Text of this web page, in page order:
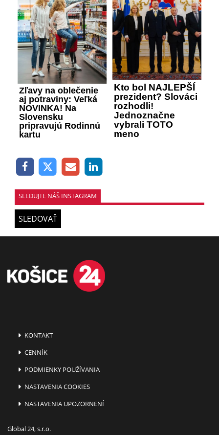
Zľavy na oblečenie
aj potraviny: Veľká
NOVINKA! Na
Slovensku
pripravujú Rodinnú
kartu
Kto bol NAJLEPŠÍ
prezident? Slováci
rozhodli!
Jednoznačne
vybrali TOTO
meno
SLEDUJTE NÁŠ INSTAGRAM
SLEDOVAŤ
KONTAKT
CENNÍK
PODMIENKY POUŽÍVANIA
NASTAVENIA COOKIES
NASTAVENIA UPOZORNENÍ
Global 24, s.r.o.